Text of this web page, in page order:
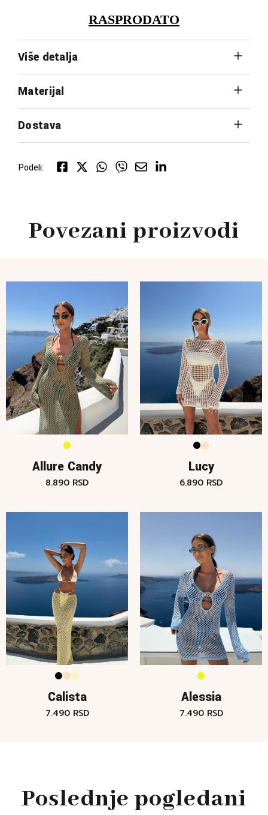
RASPRODATO
Više detalja
Materijal
Dostava
Podeli:
Povezani proizvodi
Allure Candy
8.890 RSD
Lucy
6.890 RSD
Calista
7.490 RSD
Alessia
7.490 RSD
Poslednje pogledani